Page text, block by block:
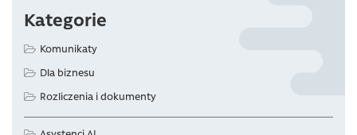
Kategorie
Komunikaty
Dla biznesu
Rozliczenia i dokumenty